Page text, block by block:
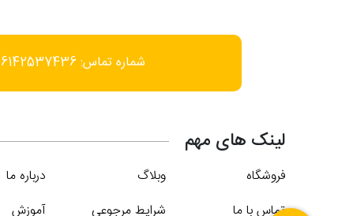
شماره تماس: 06142537436 - 09166452585
لینک های مهم
فروشگاه وبلاگ درباره ما
تماس با ما
شرایط مرجوعی آموزش